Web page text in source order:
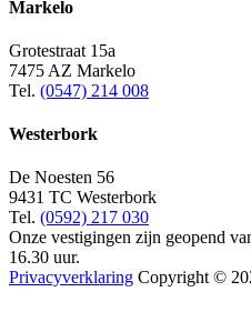
Markelo
Grotestraat 15a
7475 AZ Markelo
Tel. (0547) 214 008
Westerbork
De Noesten 56
9431 TC Westerbork
Tel. (0592) 217 030
Onze vestigingen zijn geopend
16.30 uur.
Privacyverklaring Copyright ©